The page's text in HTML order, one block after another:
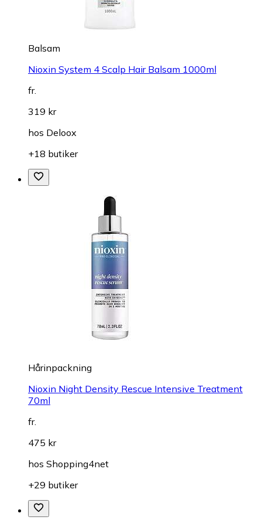
Balsam
Nioxin System 4 Scalp Hair Balsam 1000ml
fr.
319 kr
hos Deloox
+18 butiker
Hårinpackning
Nioxin Night Density Rescue Intensive Treatment
70ml
fr.
475 kr
hos Shopping4net
+29 butiker